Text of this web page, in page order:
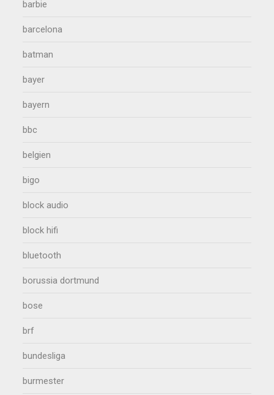
barbie
barcelona
batman
bayer
bayern
bbc
belgien
bigo
block audio
block hifi
bluetooth
borussia dortmund
bose
brf
bundesliga
burmester